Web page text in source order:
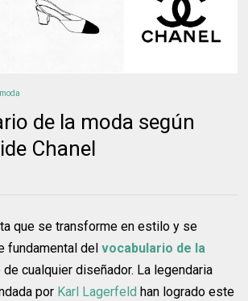
moda
de la moda según
Chanel
que se transforme en estilo y se
fundamental delvocabulario de la
cualquier diseñador. La legendaria
por Karl Lagerfeld han logrado este